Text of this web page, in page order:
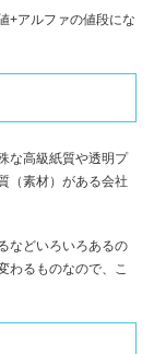
+アルファの値段にな
な高級紙質や透明プ
（素材）がある会社
などいろいろあるの
わるものなので、こ